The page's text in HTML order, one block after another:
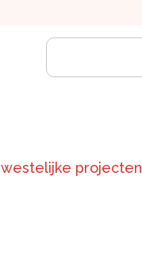
projecten